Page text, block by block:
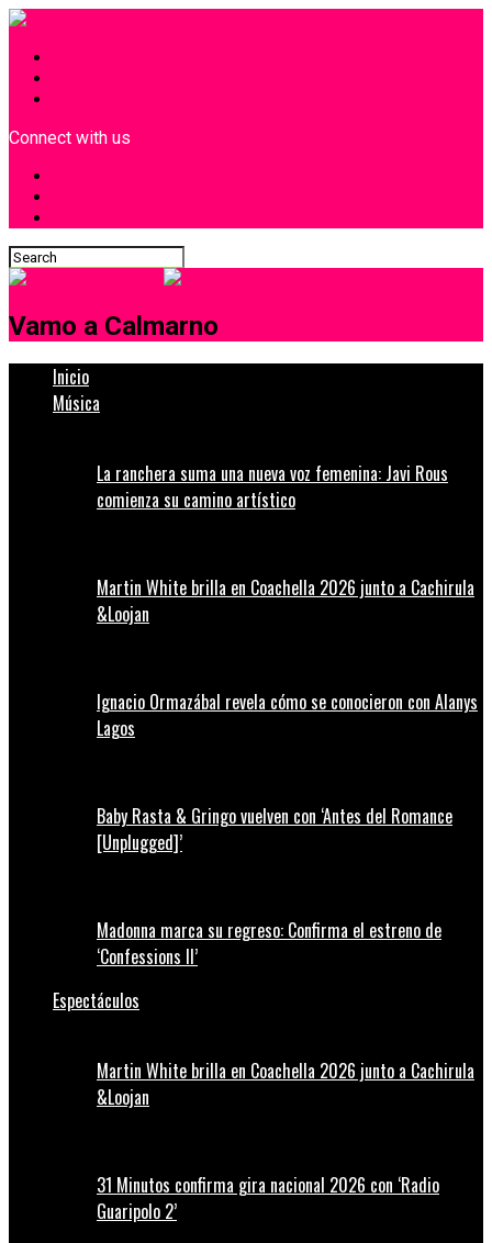
Connect with us
Vamo a Calmarno
Inicio
Música
La ranchera suma una nueva voz femenina: Javi Rous
comienza su camino artístico
Martin White brilla en Coachella 2026 junto a Cachirula
&Loojan
Ignacio Ormazábal revela cómo se conocieron con Alanys
Lagos
Baby Rasta & Gringo vuelven con ‘Antes del Romance
[Unplugged]’
Madonna marca su regreso: Confirma el estreno de
‘Confessions II’
Espectáculos
Martin White brilla en Coachella 2026 junto a Cachirula
&Loojan
31 Minutos confirma gira nacional 2026 con ‘Radio
Guaripolo 2’